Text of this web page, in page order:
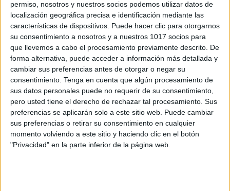
permiso, nosotros y nuestros socios podemos utilizar datos de
localización geográfica precisa e identificación mediante las
características de dispositivos. Puede hacer clic para otorgarnos
su consentimiento a nosotros y a nuestros 1017 socios para
que llevemos a cabo el procesamiento previamente descrito. De
forma alternativa, puede acceder a información más detallada y
cambiar sus preferencias antes de otorgar o negar su
consentimiento. Tenga en cuenta que algún procesamiento de
sus datos personales puede no requerir de su consentimiento,
pero usted tiene el derecho de rechazar tal procesamiento. Sus
preferencias se aplicarán solo a este sitio web. Puede cambiar
sus preferencias o retirar su consentimiento en cualquier
momento volviendo a este sitio y haciendo clic en el botón
"Privacidad" en la parte inferior de la página web.
el calendario. Es una oportunidad invaluable para
reflexionar, educar y promover la igualdad de género
en todos los ámbitos de la sociedad. Trabajar este
día en el aula es fundamental para construir un
mundo más justo, inclusivo y equitativo.
¡Únete a nosotros en la celebración del talento, la
valentía y el legado de las mujeres de todo el mundo
con nuestro Dinámico Lapbook para el 8M!
ÚNETE A NUESTRO GRUPO EXCLUSIVO DE
WHATSAPP